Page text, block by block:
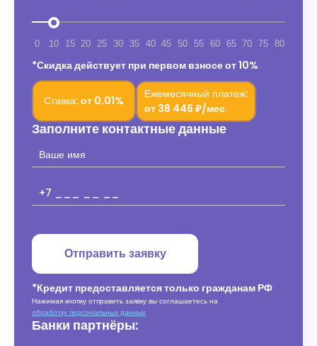
0 10 15 20 25 30 35 40 45 50 55 60 65 70 75 80
*Скидка действует при первом взносе от 10%
Ставка: от 0.01%
Ежемесячный платеж:
от 38 446 ₽/мес.
Заполните контактные данные
Отправить заявку
*Кредит предоставляется только гражданам РФ
Нажимая кнопку отправить заявку вы соглашаетесь на
обработку персональных данных
Банки партнёры: